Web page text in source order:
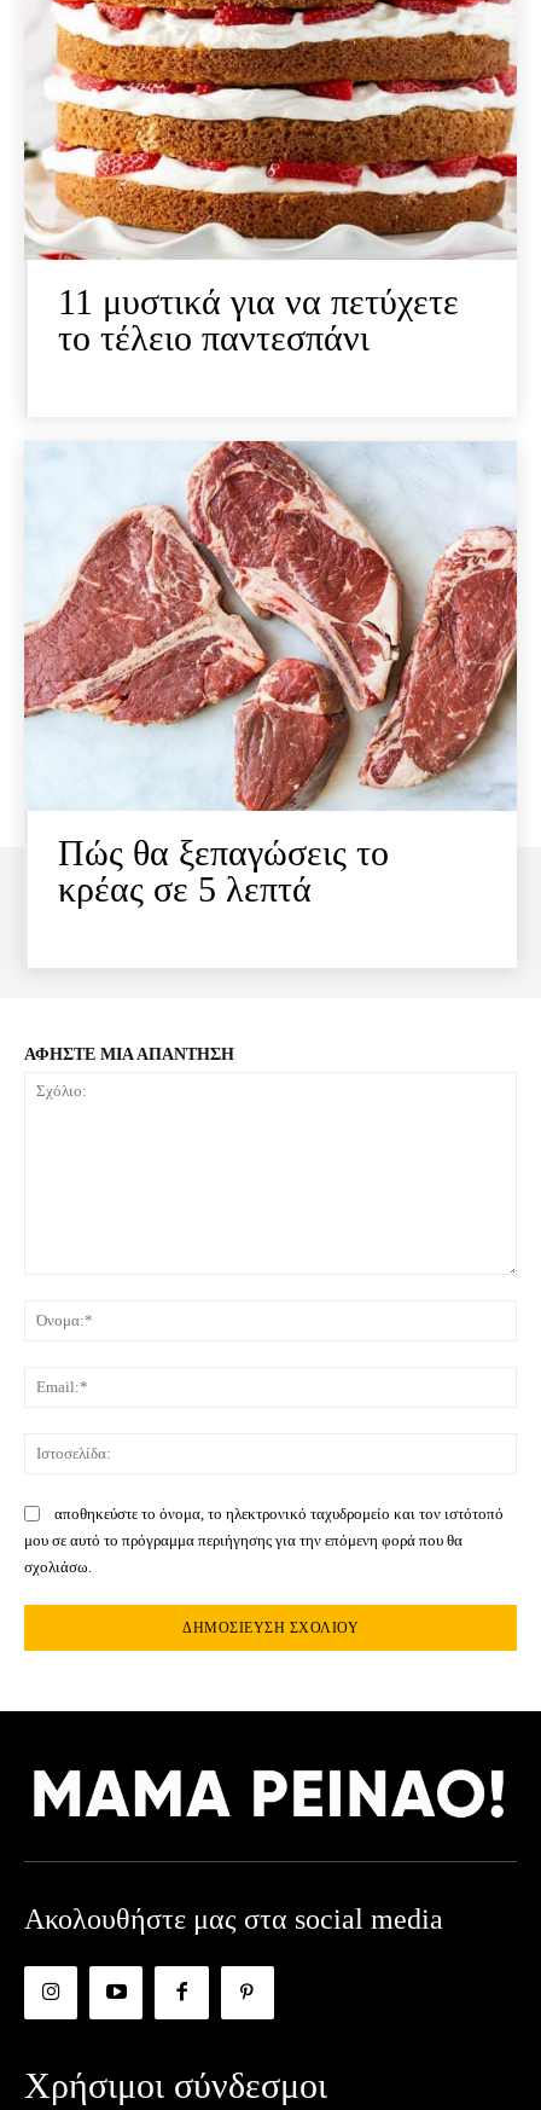
11 μυστικά για να πετύχετε
το τέλειο παντεσπάνι
Πώς θα ξεπαγώσεις το
κρέας σε 5 λεπτά
ΑΦΗΣΤΕ ΜΙΑ ΑΠΑΝΤΗΣΗ
αποθηκεύστε το όνομα, το ηλεκτρονικό ταχυδρομείο και τον ιστότοπό
μου σε αυτό το πρόγραμμα περιήγησης για την επόμενη φορά που θα
σχολιάσω.
Ακολουθήστε μας στα social media
Χρήσιμοι σύνδεσμοι